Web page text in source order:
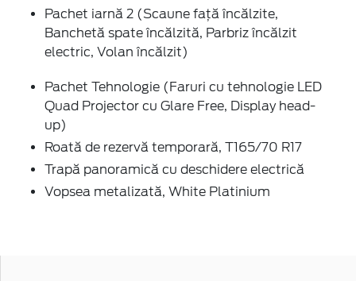
Pachet iarnă 2 (Scaune faţă încălzite,
Banchetă spate încălzită, Parbriz încălzit
electric, Volan încălzit)
Pachet Tehnologie (Faruri cu tehnologie LED
Quad Projector cu Glare Free, Display head-
up)
Roată de rezervă temporară, T165/70 R17
Trapă panoramică cu deschidere electrică
Vopsea metalizată, White Platinium